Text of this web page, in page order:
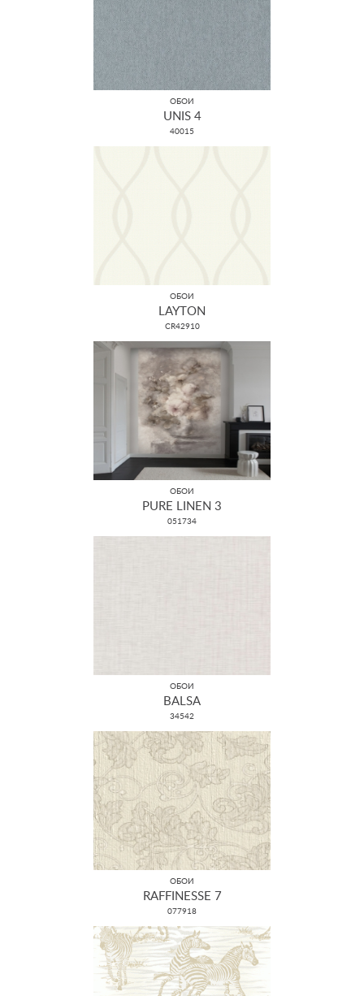
ОБОИ
UNIS 4
40015
ОБОИ
LAYTON
CR42910
ОБОИ
PURE LINEN 3
051734
ОБОИ
BALSA
34542
ОБОИ
RAFFINESSE 7
077918